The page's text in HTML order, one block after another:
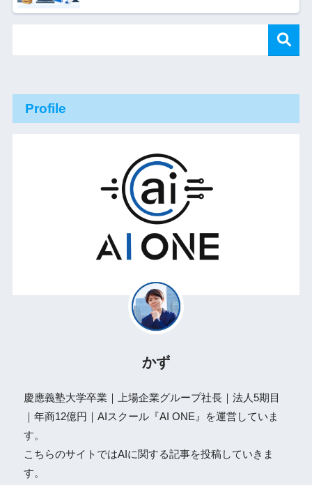
Profile
かず
慶應義塾大学卒業｜上場企業グループ社長｜法人5期目
｜年商12億円｜AIスクール『AI ONE』を運営していま
す。
こちらのサイトではAIに関する記事を投稿していきま
す。